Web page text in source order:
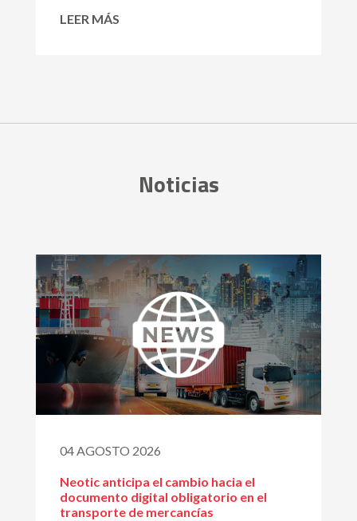
LEER MÁS
Noticias
04 AGOSTO 2026
Neotic anticipa el cambio hacia el
documento digital obligatorio en el
transporte de mercancías